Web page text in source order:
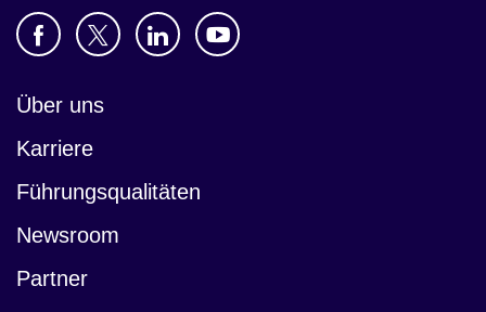
Über uns
Karriere
Führungsqualitäten
Newsroom
Partner